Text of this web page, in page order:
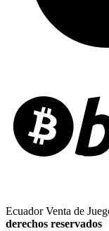
Ecuador Venta de
derechos reservados